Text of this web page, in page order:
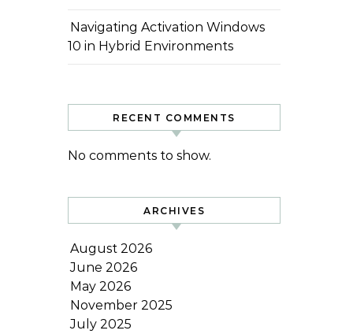
Navigating Activation Windows
10 in Hybrid Environments
RECENT COMMENTS
No comments to show.
ARCHIVES
August 2026
June 2026
May 2026
November 2025
July 2025